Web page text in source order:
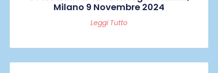
Milano 9 Novembre 2024
Leggi Tutto